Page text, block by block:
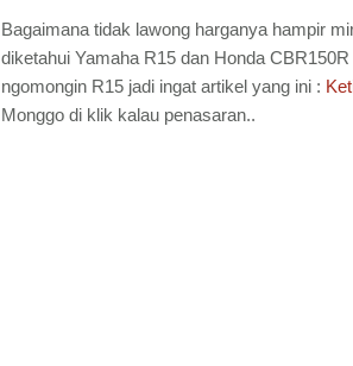
Bagaimana tidak lawong harganya hampir
diketahui Yamaha R15 dan Honda
ngomongin R15 jadi ingat artikel yang ini :
Monggo di klik kalau penasaran..